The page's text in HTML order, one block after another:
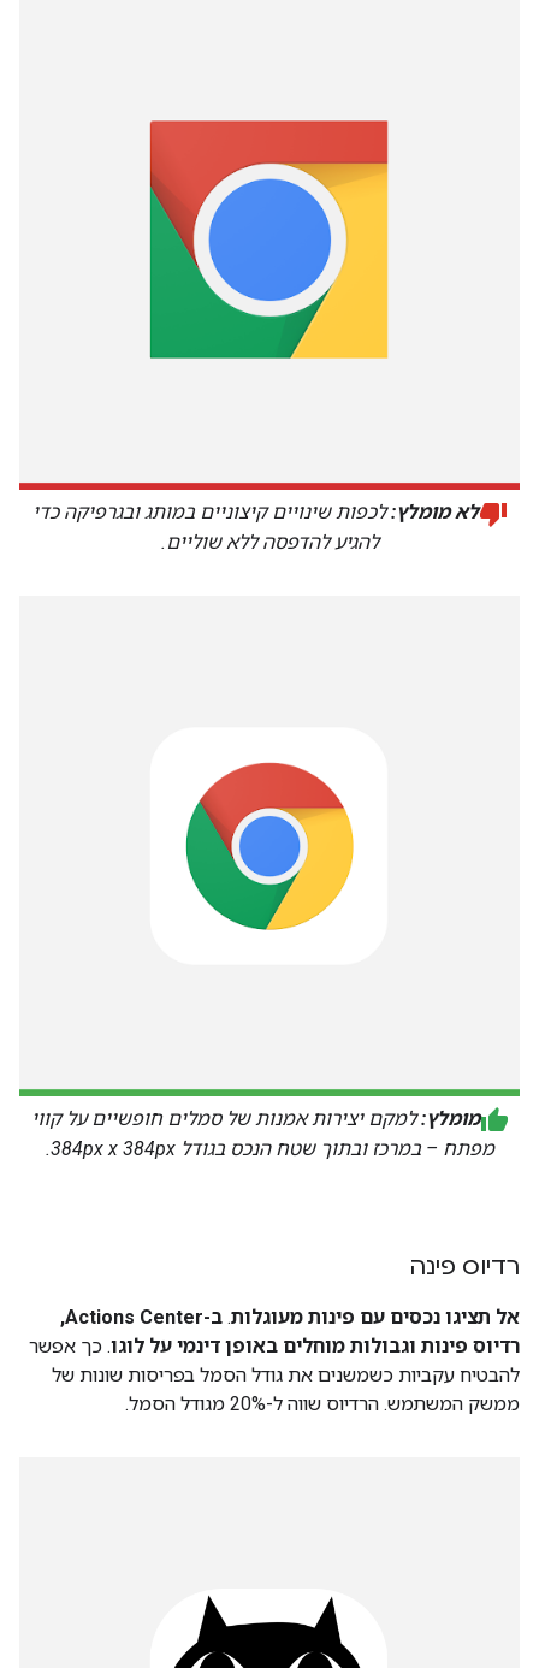
לא מומלץ:לכפות שינויים קיצוניים במותג ובגרפיקה כדי
להגיע להדפסה ללא שוליים.
מומלץ:למקם יצירות אמנות של סמלים חופשיים על קווי
מפתח – במרכז ובתוך שטח הנכס בגודל 384px x 384px.
רדיוס פינה
אל תציגו נכסים עם פינות מעוגלות.
ב-Actions Center,
רדיוס פינות וגבולות מוחלים באופן דינמי על לוגו. כך אפשר
להבטיח עקביות כשמשנים את גודל הסמל בפריסות שונות של
ממשק המשתמש. הרדיוס שווה ל-20% מגודל הסמל.